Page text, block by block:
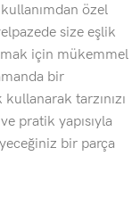
özel
size eşlik
için mükemmel
bir
tarzınızı
pratik yapısıyla
bir parça